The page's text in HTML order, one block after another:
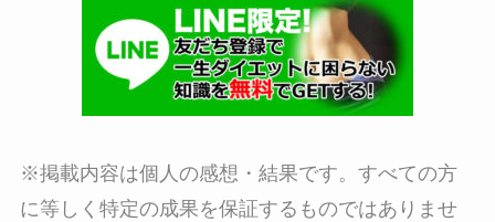
※掲載内容は個人の感想・結果です。すべての方
に等しく特定の成果を保証するものではありませ